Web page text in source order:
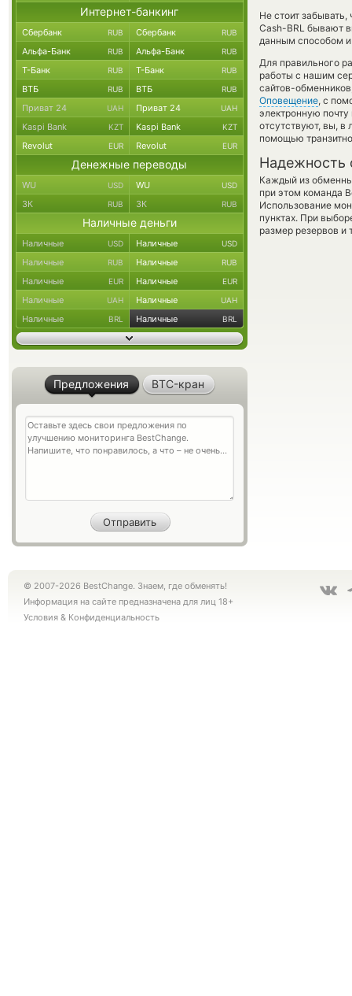
Не стоит
Cash-BRL бывают
данным способом и
Для правильного
работы с нашим
сайтов-
Оповещение, с
электронную
отсутствуют, вы,
помощью
Надежность
Каждый из
при этом команда
Использование
пунктах. При
размер резервов и
Интернет-банкинг
Сбербанк RUB Сбербанк RUB
Альфа-Банк RUB Альфа-Банк RUB
Т-Банк RUB Т-Банк RUB
ВТБ RUB ВТБ RUB
Приват 24 UAH Приват 24 UAH
Kaspi Bank KZT Kaspi Bank KZT
Revolut EUR Revolut EUR
Денежные переводы
WU USD WU USD
ЗК RUB ЗК RUB
Наличные деньги
Наличные USD Наличные USD
Наличные RUB Наличные RUB
Наличные EUR Наличные EUR
Наличные UAH Наличные UAH
Наличные BRL Наличные BRL
Предложения BTC-кран
© 2007-2026 BestChange. Знаем, где обменять!
Информация на сайте предназначена для лиц 18+
Условия & Конфиденциальность